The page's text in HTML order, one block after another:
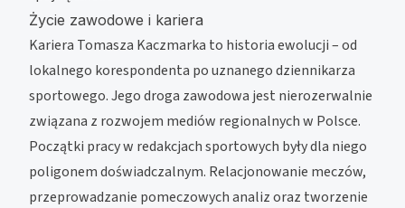
Życie zawodowe i kariera
Kariera Tomasza Kaczmarka to historia ewolucji – od
lokalnego korespondenta po uznanego dziennikarza
sportowego. Jego droga zawodowa jest nierozerwalnie
związana z rozwojem mediów regionalnych w Polsce.
Początki pracy w redakcjach sportowych były dla niego
poligonem doświadczalnym. Relacjonowanie meczów,
przeprowadzanie pomeczowych analiz oraz tworzenie